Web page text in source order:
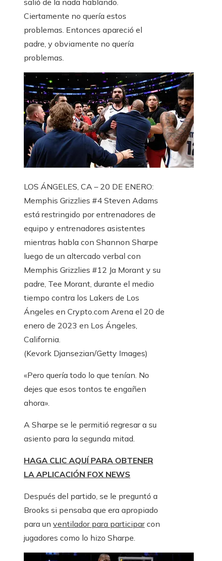
salió de la nada hablando.
Ciertamente no quería estos
problemas. Entonces apareció el
padre, y obviamente no quería
problemas.
LOS ÁNGELES, CA – 20 DE ENERO:
Memphis Grizzlies #4 Steven Adams
está restringido por entrenadores de
equipo y entrenadores asistentes
mientras habla con Shannon Sharpe
luego de un altercado verbal con
Memphis Grizzlies #12 Ja Morant y su
padre, Tee Morant, durante el medio
tiempo contra los Lakers de Los
Ángeles en Crypto.com Arena el 20 de
enero de 2023 en Los Ángeles,
California.
(Kevork Djansezian/Getty Images)
«Pero quería todo lo que tenían. No
dejes que esos tontos te engañen
ahora».
A Sharpe se le permitió regresar a su
asiento para la segunda mitad.
HAGA CLIC AQUÍ PARA OBTENER
LA APLICACIÓN FOX NEWS
Después del partido, se le preguntó a
Brooks si pensaba que era apropiado
para un ventilador para participarcon
jugadores como lo hizo Sharpe.